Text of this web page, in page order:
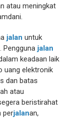
atau meningkat
jalan untuk
Pengguna jalan
keadaan laik
uang elektronik
dan batas
atau
beristirahat
perjalanan,